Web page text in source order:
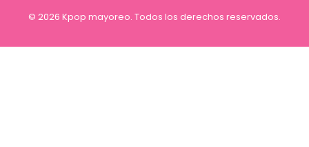
© 2026 Kpop mayoreo. Todos los derechos reservados.